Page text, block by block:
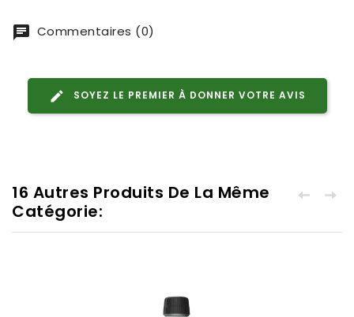
Commentaires (0)
SOYEZ LE PREMIER À DONNER VOTRE AVIS
16 Autres Produits De La Même
Catégorie: